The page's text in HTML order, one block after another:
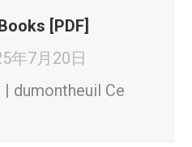
[PDF]
年7月20日
| dumontheuil Ce